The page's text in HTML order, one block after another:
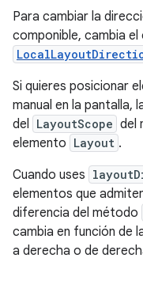
Para cambiar la
componible, cambia
Si quieres posicionar
manual en la pantalla,
del
LayoutScope del
elemento Layout .
Cuando uses
elementos que
diferencia del método
cambia en función de
a derecha o de